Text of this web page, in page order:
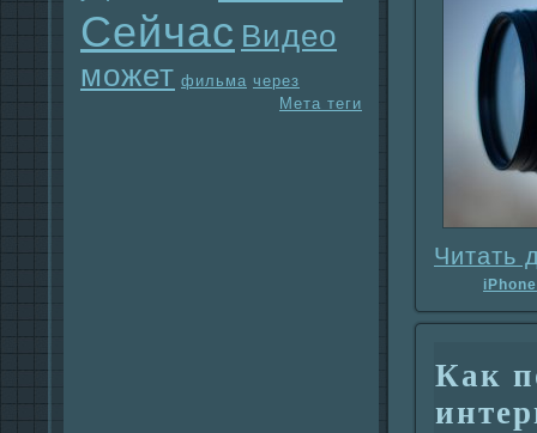
Сейчас Видео
может фильма через
Мета теги
Читать
iPhone
Как